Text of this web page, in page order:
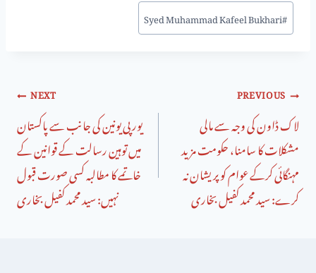
#
Syed Muhammad Kafeel Bukhari
PREVIOUS
لاک ڈاون کی وجہ سے مالی
مشکلات کا سامنا، حکومت مزید
مہنگائی کرکے عوام کو پریشان نہ
کرے: سید محمد کفیل بخاری
NEXT
یورپی یونین کی جانب سے پاکستان
میں توہین رسالت کے قوانین کے
خاتمے کا مطالبہ کسی صورت قبول
نہیں: سید محمد کفیل بخاری